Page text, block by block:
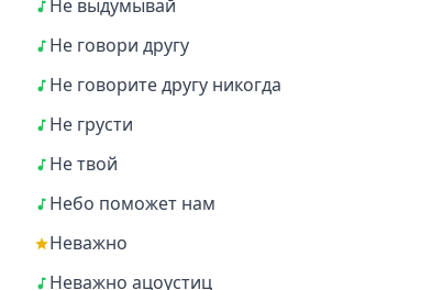
Не выдумывай
Не говори другу
Не говорите другу никогда
Не грусти
Не твой
Небо поможет нам
Неважно
Неважно ацоустиц